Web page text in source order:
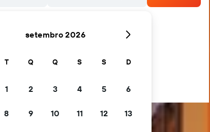
setembro 2026
T Q Q S S D
1 2 3 4 5 6
8 9 10 11 12 13